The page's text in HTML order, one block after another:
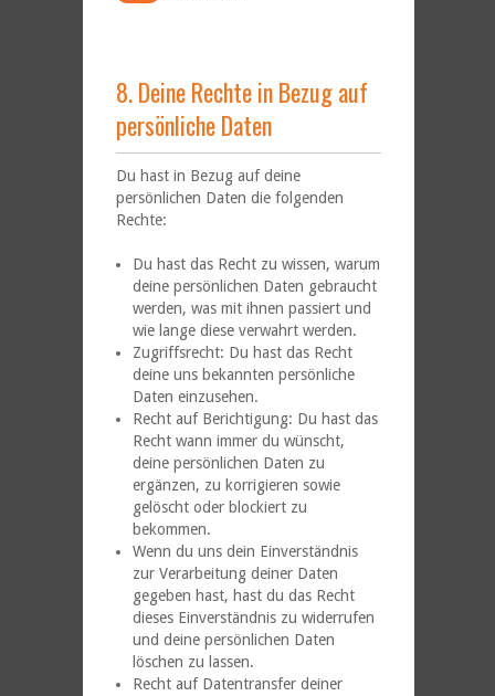
8. Deine Rechte in Bezug auf
persönliche Daten
Du hast in Bezug auf deine
persönlichen Daten die folgenden
Rechte:
Du hast das Recht zu wissen, warum
deine persönlichen Daten gebraucht
werden, was mit ihnen passiert und
wie lange diese verwahrt werden.
Zugriffsrecht: Du hast das Recht
deine uns bekannten persönliche
Daten einzusehen.
Recht auf Berichtigung: Du hast das
Recht wann immer du wünscht,
deine persönlichen Daten zu
ergänzen, zu korrigieren sowie
gelöscht oder blockiert zu
bekommen.
Wenn du uns dein Einverständnis
zur Verarbeitung deiner Daten
gegeben hast, hast du das Recht
dieses Einverständnis zu widerrufen
und deine persönlichen Daten
löschen zu lassen.
Recht auf Datentransfer deiner